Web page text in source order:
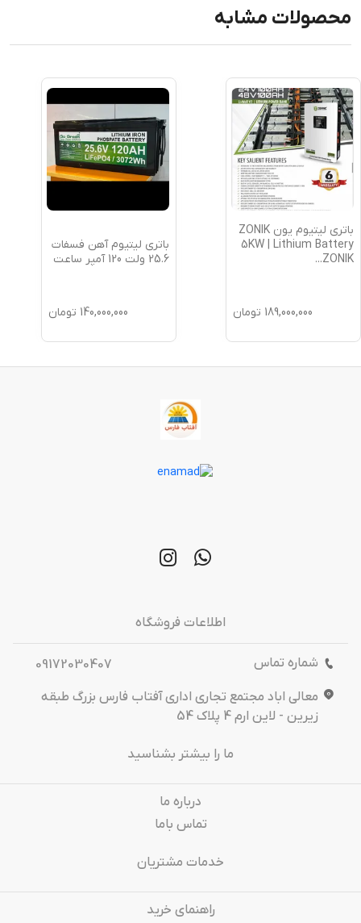
محصولات مشابه
باتری لیتیوم یون ZONIK
5KW | Lithium Battery
ZONIK
...
189,000,000 تومان
باتری لیتیوم آهن فسفات
25.6 ولت 120 آمپر ساعت
140,000,000 تومان
اطلاعات فروشگاه
شماره تماس
09172030407
معالی اباد مجتمع تجاری اداری آفتاب فارس بزرگ طبقه
زیرین - لاین ارم 4 پلاک 54
ما را بیشتر بشناسید
درباره‌ ما
تماس باما
خدمات مشتریان
راهنمای خرید